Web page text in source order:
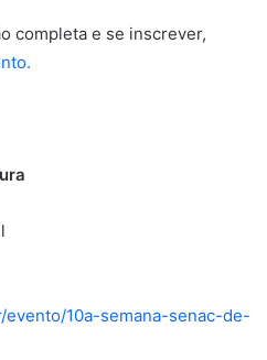
completa e se inscrever,
10a-semana-senac-de-